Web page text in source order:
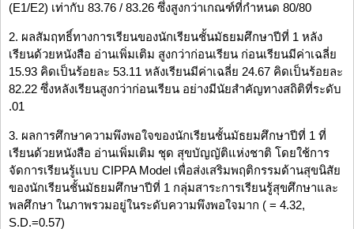
(E1/E2) เท่ากับ 83.76 / 83.26 ซึ่งสูงกว่าเกณฑ์ที่กำหนด 80/80
2. ผลสัมฤทธิ์ทางการเรียนของนักเรียนชั้นมัธยมศึกษาปีที่ 1 หลัง
เรียนด้วยหนังสือ อ่านเพิ่มเติม สูงกว่าก่อนเรียน ก่อนเรียนมีค่าเฉลี่ย
15.93 คิดเป็นร้อยละ 53.11 หลังเรียนมีค่าเฉลี่ย 24.67 คิดเป็นร้อยละ
82.22 ซึ่งหลังเรียนสูงกว่าก่อนเรียน อย่างมีนัยสำคัญทางสถิติที่ระดับ
.01
3. ผลการศึกษาความพึงพอใจของนักเรียนชั้นมัธยมศึกษาปีที่ 1 ที่
เรียนด้วยหนังสือ อ่านเพิ่มเติม ชุด สุขบัญญัติแห่งชาติ โดยใช้การ
จัดการเรียนรู้แบบ CIPPA Model เพื่อส่งเสริมพฤติกรรมด้านสุขนิสัย
ของนักเรียนชั้นมัธยมศึกษาปีที่ 1 กลุ่มสาระการเรียนรู้สุขศึกษาและ
พลศึกษา ในภาพรวมอยู่ในระดับความพึงพอใจมาก ( = 4.32,
S.D.=0.57)